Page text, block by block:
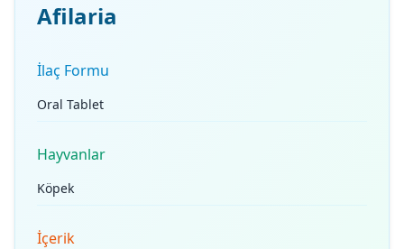
Afilaria
İlaç Formu
Oral Tablet
Hayvanlar
Köpek
İçerik